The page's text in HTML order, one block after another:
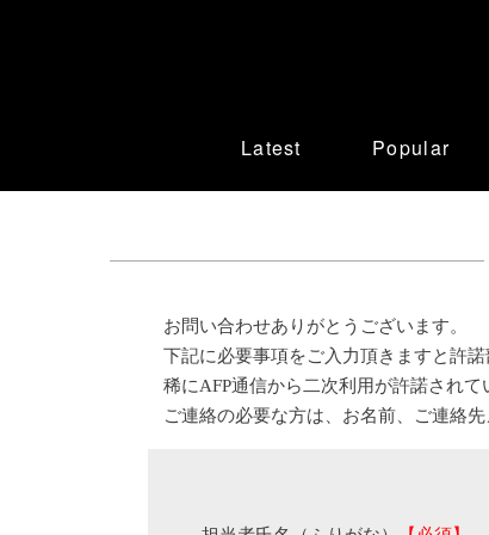
Latest Popular
お問い合わせありがとうございます。
下記に必要事項をご入力頂きますと許
稀にAFP通信から二次利用が許諾され
ご連絡の必要な方は、お名前、ご連絡